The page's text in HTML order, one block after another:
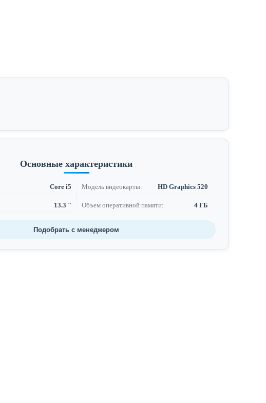
Основные характеристики
Core i5 Модель видеокарты: HD Graphics 520
13.3 " Объем оперативной памяти: 4 ГБ
Подобрать с менеджером